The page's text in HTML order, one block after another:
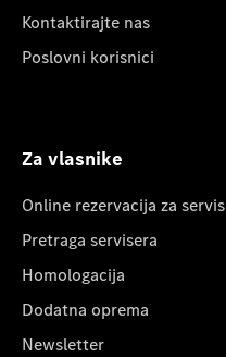
Kontaktirajte nas
Poslovni korisnici
Za vlasnike
Online rezervacija za servis
Pretraga servisera
Homologacija
Dodatna oprema
Newsletter